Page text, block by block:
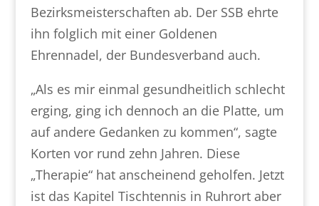
Bezirksmeisterschaften ab. Der SSB ehrte
ihn folglich mit einer Goldenen
Ehrennadel, der Bundesverband auch.
„Als es mir einmal gesundheitlich schlecht
erging, ging ich dennoch an die Platte, um
auf andere Gedanken zu kommen“, sagte
Korten vor rund zehn Jahren. Diese
„Therapie“ hat anscheinend geholfen. Jetzt
ist das Kapitel Tischtennis in Ruhrort aber